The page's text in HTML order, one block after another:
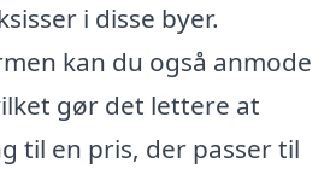
i disse byer.
kan du også anmode
gør det lettere at
til en pris, der passer til